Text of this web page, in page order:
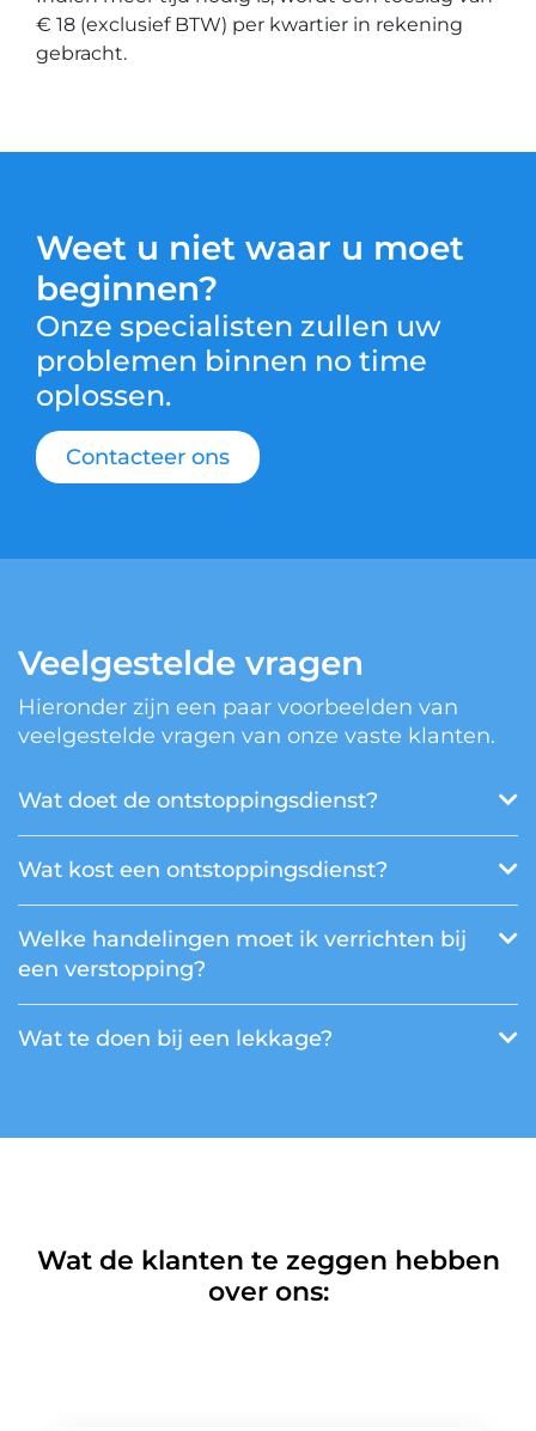
€ 18 (exclusief BTW) per kwartier in rekening
gebracht.
Weet u niet waar u moet
beginnen?
Onze specialisten zullen uw
problemen binnen no time
oplossen.
Contacteer ons
Veelgestelde vragen
Hieronder zijn een paar voorbeelden van
veelgestelde vragen van onze vaste klanten.
Wat doet de ontstoppingsdienst?
Wat kost een ontstoppingsdienst?
Welke handelingen moet ik verrichten bij
een verstopping?
Wat te doen bij een lekkage?
Wat de klanten te zeggen hebben
over ons: